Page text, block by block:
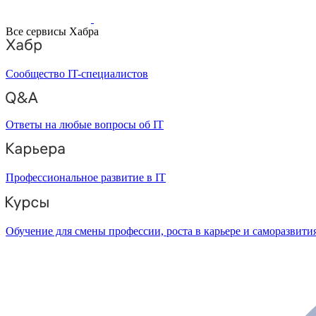
Все сервисы Хабра
Сообщество IT-специалистов
Ответы на любые вопросы об IT
Профессиональное развитие в IT
Обучение для смены профессии, роста в карьере и